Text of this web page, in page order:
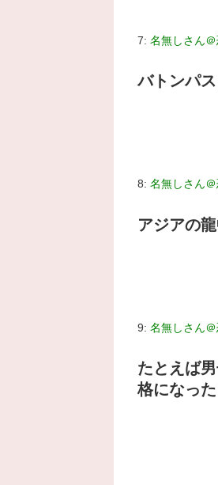
7: 名無しさん
バトンパ
8: 名無しさん
アジアの
9: 名無しさん
たとえば
格になっ